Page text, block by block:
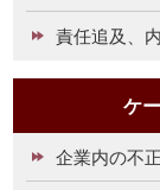
責任追及、
ケ
企業内の不